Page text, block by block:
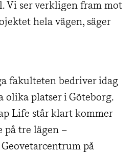
Vi ser verkligen fram mot
hela vägen, säger
fakulteten bedriver idag
olika platser i Göteborg.
Life står klart kommer
på tre lägen –
på